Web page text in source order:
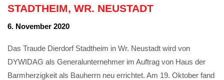
STADTHEIM, WR. NEUSTADT
6. November 2020
Das Traude Dierdorf Stadtheim in Wr. Neustadt wird von
DYWIDAG als Generalunternehmer im Auftrag von Haus der
Barmherzigkeit als Bauherrn neu errichtet. Am 19. Oktober fand